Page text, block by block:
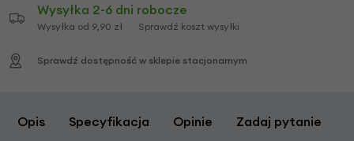
Wysyłka 2-6 dni robocze
Wysyłka od 9,90 zł Sprawdź koszt wysyłki
Sprawdź dostępność w sklepie stacjonarnym
Opis Specyfikacja Opinie Zadaj pytanie